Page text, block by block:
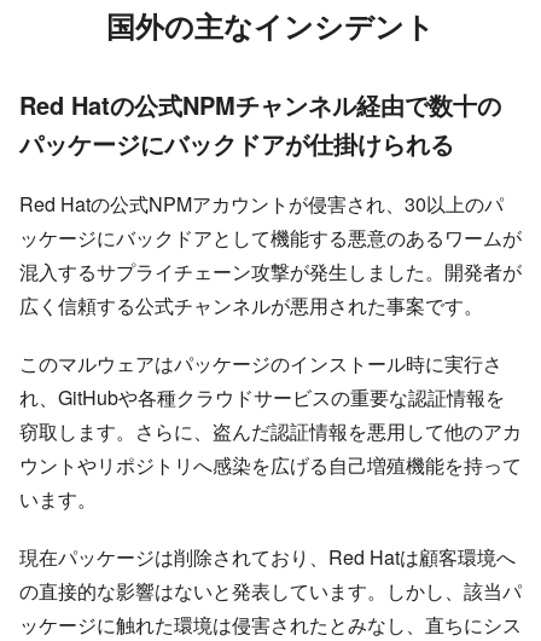
国外の主なインシデント
Red Hatの公式NPMチャンネル経由で数十の
パッケージにバックドアが仕掛けられる
Red Hatの公式NPMアカウントが侵害され、30以上のパ
ッケージにバックドアとして機能する悪意のあるワームが
混入するサプライチェーン攻撃が発生しました。開発者が
広く信頼する公式チャンネルが悪用された事案です。
このマルウェアはパッケージのインストール時に実行さ
れ、GitHubや各種クラウドサービスの重要な認証情報を
窃取します。さらに、盗んだ認証情報を悪用して他のアカ
ウントやリポジトリへ感染を広げる自己増殖機能を持って
います。
現在パッケージは削除されており、Red Hatは顧客環境へ
の直接的な影響はないと発表しています。しかし、該当パ
ッケージに触れた環境は侵害されたとみなし、直ちにシス